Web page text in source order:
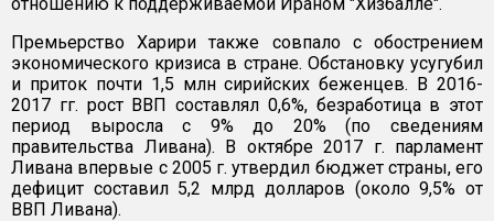
Премьерство Харири также совпало с обострением
экономического кризиса в стране. Обстановку усугубил
и приток почти 1,5 млн сирийских беженцев. В 2016-
2017 гг. рост ВВП составлял 0,6%, безработица в этот
период выросла с 9% до 20% (по сведениям
правительства Ливана). В октябре 2017 г. парламент
Ливана впервые с 2005 г. утвердил бюджет страны, его
дефицит составил 5,2 млрд долларов (около 9,5% от
ВВП Ливана).